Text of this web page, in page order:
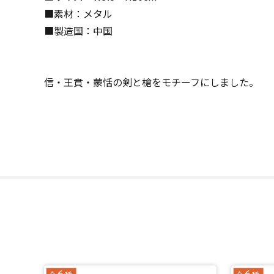
■素材：メタル
■製造国：中国
信・王賁・蒙恬の剣と槍をモチーフにしました。